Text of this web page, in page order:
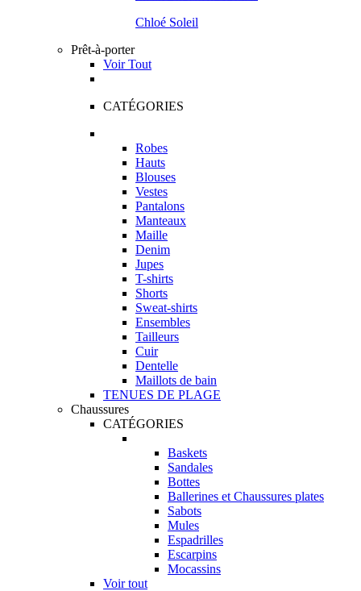
Chloé Soleil
Prêt-à-porter
Voir Tout
CATÉGORIES
Robes
Hauts
Blouses
Vestes
Pantalons
Manteaux
Maille
Denim
Jupes
T-shirts
Shorts
Sweat-shirts
Ensembles
Tailleurs
Cuir
Dentelle
Maillots de bain
TENUES DE PLAGE
Chaussures
CATÉGORIES
Baskets
Sandales
Bottes
Ballerines et Chaussures plates
Sabots
Mules
Espadrilles
Escarpins
Mocassins
Voir tout